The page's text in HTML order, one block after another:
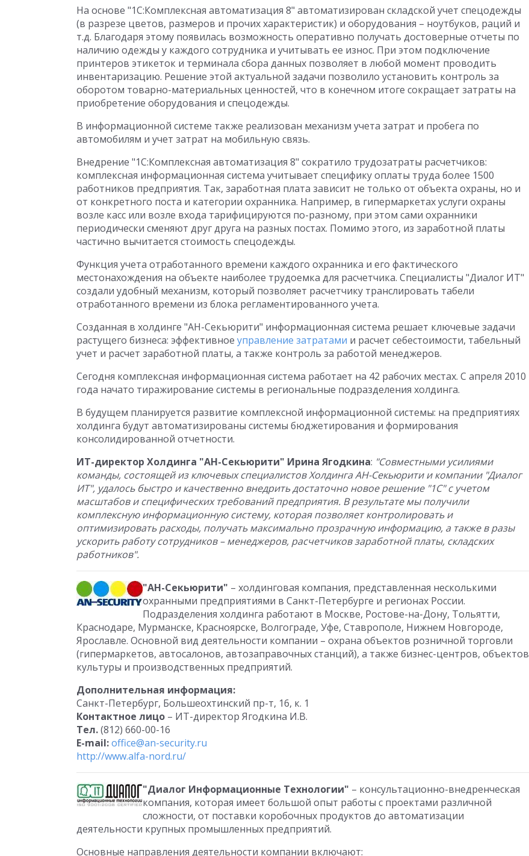
На основе "1С:Комплексная автоматизация 8" автоматизирован складской учет спецодежды
(в разрезе цветов, размеров и прочих характеристик) и оборудования – ноутбуков, раций и
т.д. Благодаря этому появилась возможность оперативно получать достоверные отчеты по
наличию одежды у каждого сотрудника и учитывать ее износ. При этом подключение
принтеров этикеток и терминала сбора данных позволяет в любой момент проводить
инвентаризацию. Решение этой актуальной задачи позволило установить контроль за
оборотом товарно-материальных ценностей, что в конечном итоге сокращает затраты на
приобретение оборудования и спецодежды.
В информационной системе также реализован механизм учета затрат и пробега по
автомобилям и учет затрат на мобильную связь.
Внедрение "1С:Комплексная автоматизация 8" сократило трудозатраты расчетчиков:
комплексная информационная система учитывает специфику оплаты труда более 1500
работников предприятия. Так, заработная плата зависит не только от объекта охраны, но и
от конкретного поста и категории охранника. Например, в гипермаркетах услуги охраны
возле касс или возле входа тарифицируются по-разному, при этом сами охранники
периодически сменяют друг друга на разных постах. Помимо этого, из заработной платы
частично вычитается стоимость спецодежды.
Функция учета отработанного времени каждого охранника и его фактического
местонахождения на объекте наиболее трудоемка для расчетчика. Специалисты "Диалог ИТ"
создали удобный механизм, который позволяет расчетчику транслировать табели
отработанного времени из блока регламентированного учета.
Созданная в холдинге "АН-Секьюрити" информационная система решает ключевые задачи
растущего бизнеса: эффективное управление затратами и расчет себестоимости, табельный
учет и расчет заработной платы, а также контроль за работой менеджеров.
Сегодня комплексная информационная система работает на 42 рабочих местах. С апреля 2010
года начато тиражирование системы в региональные подразделения холдинга.
В будущем планируется развитие комплексной информационной системы: на предприятиях
холдинга будут автоматизированы системы бюджетирования и формирования
консолидированной отчетности.
ИТ-директор Холдинга "АН-Секьюрити" Ирина Ягодкина: "Совместными усилиями
команды, состоящей из ключевых специалистов Холдинга АН-Секьюрити и компании "Диалог
ИТ", удалось быстро и качественно внедрить достаточно новое решение "1С" с учетом
масштабов и специфических требований предприятия. В результате мы получили
комплексную информационную систему, которая позволяет контролировать и
оптимизировать расходы, получать максимально прозрачную информацию, а также в разы
ускорить работу сотрудников – менеджеров, расчетчиков заработной платы, складских
работников".
"АН-Секьюрити" – холдинговая компания, представленная несколькими
охранными предприятиями в Санкт-Петербурге и регионах России.
Подразделения холдинга работают в Москве, Ростове-на-Дону, Тольятти,
Краснодаре, Мурманске, Красноярске, Волгограде, Уфе, Ставрополе, Нижнем Новгороде,
Ярославле. Основной вид деятельности компании – охрана объектов розничной торговли
(гипермаркетов, автосалонов, автозаправочных станций), а также бизнес-центров, объектов
культуры и производственных предприятий.
Дополнительная информация:
Санкт-Петербург, Большеохтинский пр-т, 16, к. 1
Контактное лицо – ИТ-директор Ягодкина И.В.
Тел.(812) 660-00-16
E-mail:office@an-security.ru
http://www.alfa-nord.ru/
"Диалог Информационные Технологии" – консультационно-внедренческая
компания, которая имеет большой опыт работы с проектами различной
сложности, от поставки коробочных продуктов до автоматизации
деятельности крупных промышленных предприятий.
Основные направления деятельности компании включают: